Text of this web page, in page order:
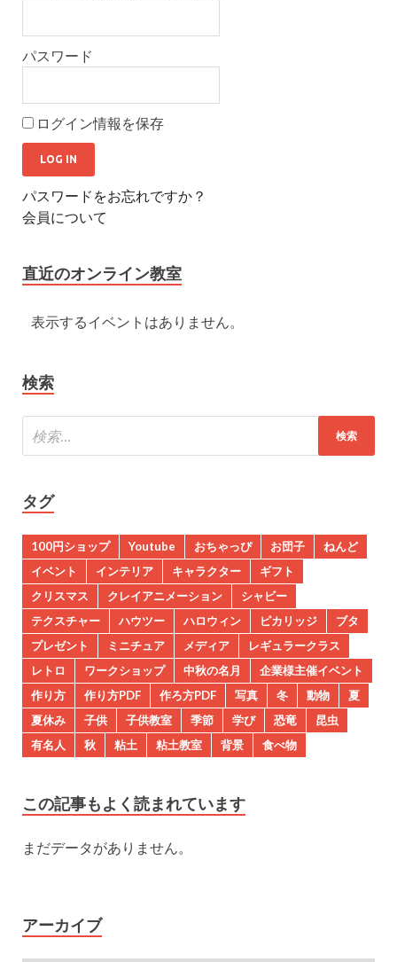
パスワード
ログイン情報を保存
パスワードをお忘れですか？
会員について
直近のオンライン教室
表示するイベントはありません。
検索
タグ
100円ショップ Youtube おちゃっぴ お団子
ねんど
イベント
インテリア キャラクター
ギフト
クリスマス
クレイアニメーション
シャビー
テクスチャー
ハウツー ハロウィン ピカリッジ
ブタ
プレゼント
ミニチュア メディア
レギュラークラス
レトロ
ワークショップ 中秋の名月
企業様主催イベント
作り方
作り方PDF 作ろ方PDF 写真 冬 動物
夏
夏休み
子供 子供教室 季節 学び 恐竜
昆虫
有名人
秋 粘土 粘土教室 背景 食べ物
この記事もよく読まれています
まだデータがありません。
アーカイブ